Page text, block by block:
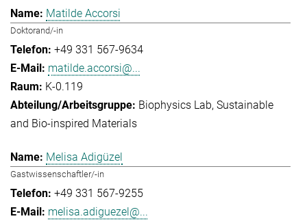
Matilde Accorsi
Doktorand/-in
+49 331 567-9634
matilde.accorsi@...
K-0.119
Biophysics Lab Sustainable
and Bio-inspired Materials
Melisa Adigüzel
Gastwissenschaftler/-in
+49 331 567-9255
melisa.adiguezel@...